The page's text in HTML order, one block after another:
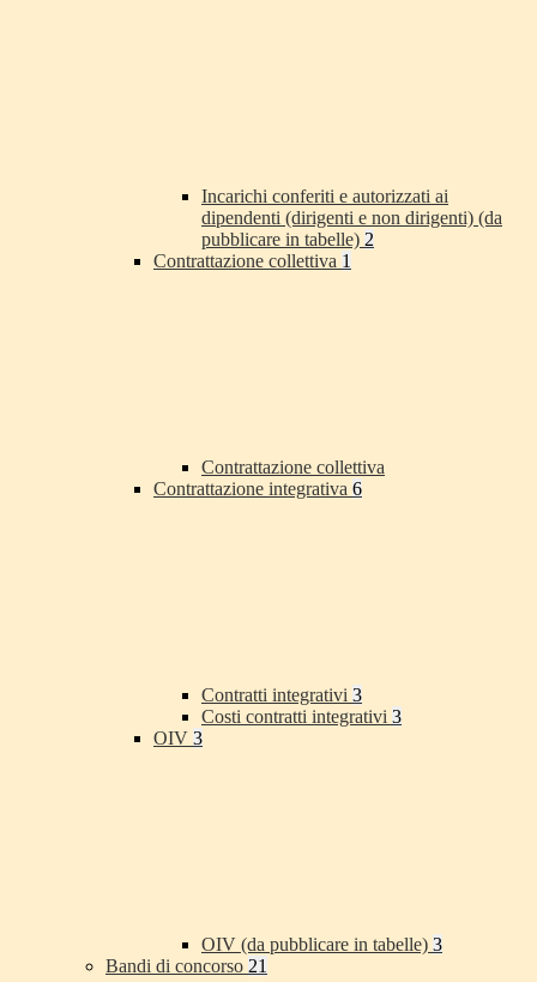
Incarichi conferiti e autorizzati ai
dipendenti (dirigenti e non dirigenti) (da
pubblicare in tabelle) 2
Contrattazione collettiva 1
Contrattazione collettiva
Contrattazione integrativa 6
Contratti integrativi 3
Costi contratti integrativi 3
OIV 3
OIV (da pubblicare in tabelle) 3
Bandi di concorso 21